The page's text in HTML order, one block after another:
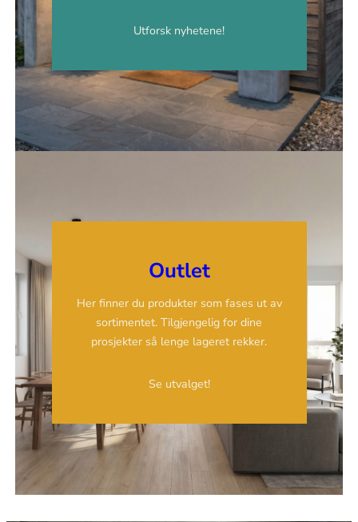
Utforsk nyhetene!
Outlet
Her finner du produkter som fases ut av
sortimentet. Tilgjengelig for dine
prosjekter så lenge lageret rekker.
Se utvalget!